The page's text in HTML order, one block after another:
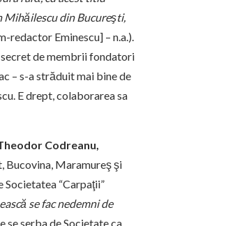
Mihăilescu din Bucureşti,
redactor Eminescu] – n.a.).
de membrii fondatori
– s-a străduit mai bine de
E drept, colaborarea sa
Codreanu,
Bucovina, Maramureş şi
“Carpaţii”
se fac nedemni de
se serba de Societate ca